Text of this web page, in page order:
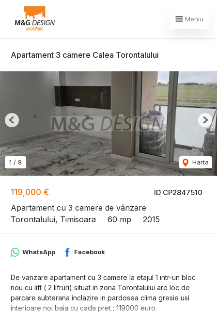
Meniu
Apartament 3 camere Calea Torontalului
ID CP2847510
119,000 €
Apartament cu 3 camere de vânzare
Torontalului, Timisoara
60 mp 2015
1 / 8 Harta
Previous
WhatsApp Facebook
De vanzare apartament cu 3 camere la etajul 1 intr-un bloc
nou cu lift ( 2 lifruri) situat in zona Torontalului are loc de
parcare subterana inclazire in pardosea clima gresie usi
interioare noi baia cu cada pret : 119000 euro.